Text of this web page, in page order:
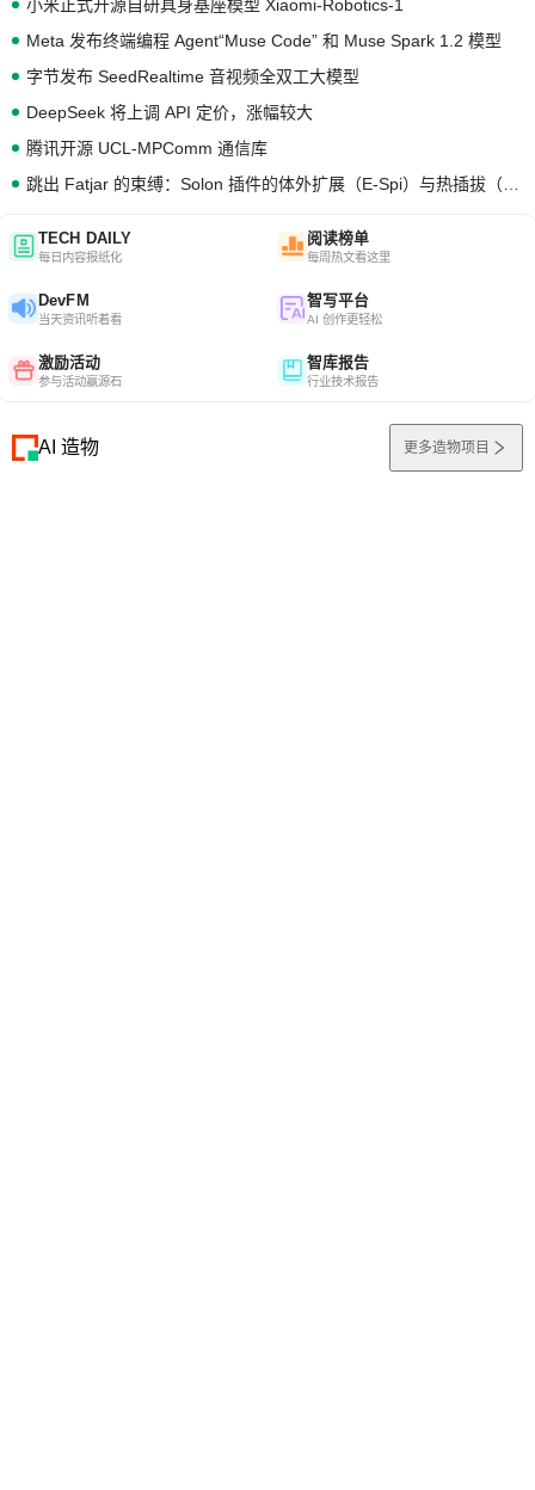
小米正式开源自研具身基座模型 Xiaomi-Robotics-1
Meta 发布终端编程 Agent“Muse Code” 和 Muse Spark 1.2 模型
字节发布 SeedRealtime 音视频全双工大模型
DeepSeek 将上调 API 定价，涨幅较大
腾讯开源 UCL-MPComm 通信库
TECH DAILY
每日内容报纸化
阅读榜单
每周热文看这里
DevFM
当天资讯听着看
智写平台
AI 创作更轻松
激励活动
参与活动赢源石
智库报告
行业技术报告
AI 造物 更多造物项目